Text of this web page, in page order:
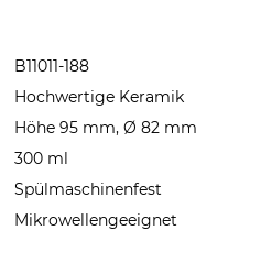
B11011-188
Hochwertige Keramik
Höhe 95 mm, Ø 82 mm
300 ml
Spülmaschinenfest
Mikrowellengeeignet